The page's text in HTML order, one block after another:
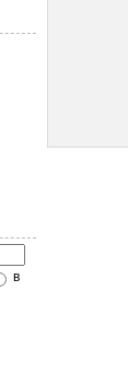
в